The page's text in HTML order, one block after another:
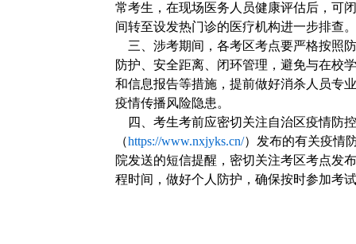
常考生，在现场医务人员健康评估后，可
间转至设发热门诊的医疗机构进一步排查。
三、涉考期间，各考区考点要严格按照
防护、安全距离、闭环管理，避免与在校
和信息报告等措施，提前做好消杀人员专
疫情传播风险隐患。
四 、考生考前应密切关注自治区疫情防
（https://www.nxjyks.cn/）发布的有关疫情
院发送的短信提醒，密切关注考区考点发
程时间，做好个人防护，确保按时参加考